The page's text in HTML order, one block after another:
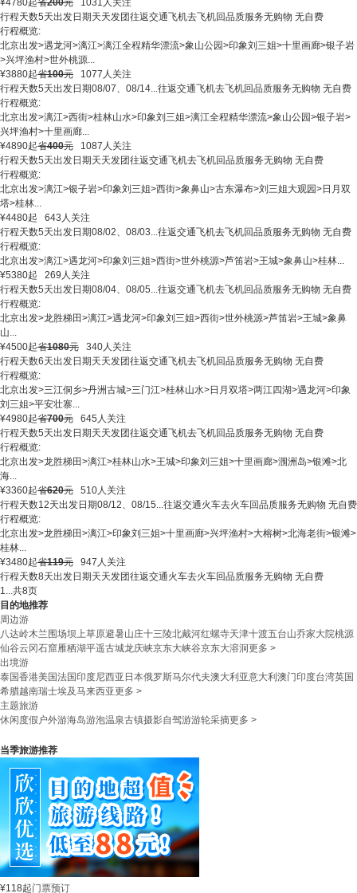
¥4780起省200元
1031人关注
行程天数5天出发日期天天发团往返交通飞机去飞机回品质服务无购物 无自费
行程概览:
北京出发>遇龙河>漓江>漓江全程精华漂流>象山公园>印象刘三姐>十里画廊>银子岩
>兴坪渔村>世外桃源...
¥3880起省100元
1077人关注
行程天数5天出发日期08/07、08/14...往返交通飞机去飞机回品质服务无购物 无自费
行程概览:
北京出发>漓江>西街>桂林山水>印象刘三姐>漓江全程精华漂流>象山公园>银子岩>
兴坪渔村>十里画廊...
¥4890起省400元
1087人关注
行程天数5天出发日期天天发团往返交通飞机去飞机回品质服务无购物 无自费
行程概览:
北京出发>漓江>银子岩>印象刘三姐>西街>象鼻山>古东瀑布>刘三姐大观园>日月双
塔>桂林...
¥4480起
643人关注
行程天数5天出发日期08/02、08/03...往返交通飞机去飞机回品质服务无购物 无自费
行程概览:
北京出发>漓江>遇龙河>印象刘三姐>西街>世外桃源>芦笛岩>王城>象鼻山>桂林...
¥5380起
269人关注
行程天数5天出发日期08/04、08/05...往返交通飞机去飞机回品质服务无购物 无自费
行程概览:
北京出发>龙胜梯田>漓江>遇龙河>印象刘三姐>西街>世外桃源>芦笛岩>王城>象鼻
山...
¥4500起省1080元
340人关注
行程天数6天出发日期天天发团往返交通飞机去飞机回品质服务无购物 无自费
行程概览:
北京出发>三江侗乡>丹洲古城>三门江>桂林山水>日月双塔>两江四湖>遇龙河>印象
刘三姐>平安壮寨...
¥4980起省700元
645人关注
行程天数5天出发日期天天发团往返交通飞机去飞机回品质服务无购物 无自费
行程概览:
北京出发>龙胜梯田>漓江>桂林山水>王城>印象刘三姐>十里画廊>涠洲岛>银滩>北
海...
¥3360起省620元
510人关注
行程天数12天出发日期08/12、08/15...往返交通火车去火车回品质服务无购物 无自费
行程概览:
北京出发>龙胜梯田>漓江>印象刘三姐>十里画廊>兴坪渔村>大榕树>北海老街>银滩>
桂林...
¥3480起省119元
947人关注
行程天数8天出发日期天天发团往返交通火车去火车回品质服务无购物 无自费
1...共8页
目的地推荐
周边游
八达岭木兰围场坝上草原避暑山庄十三陵北戴河红螺寺天津十渡五台山乔家大院桃源
仙谷云冈石窟雁栖湖平遥古城龙庆峡京东大峡谷京东大溶洞更多 >
出境游
泰国香港美国法国 印度尼西亚 日本俄罗斯马尔代夫澳大利亚意大利 澳门印度台湾英国
希腊越南瑞士埃及马来西亚更多 >
主题旅游
休闲度假 户外游海岛游泡温泉古镇摄影自驾游游轮采摘更多 >
当季旅游推荐
¥118起门票预订